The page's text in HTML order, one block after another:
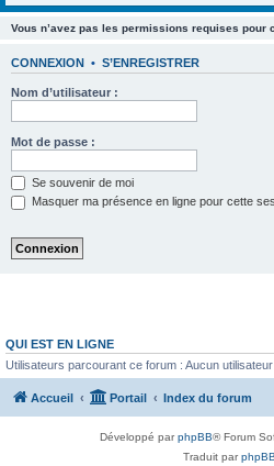
Vous n’avez pas les permissions requises pour
CONNEXION • S’ENREGISTRER
Nom d’utilisateur :
Mot de passe :
Se souvenir de moi
Masquer ma présence en ligne pour cette
QUI EST EN LIGNE
Utilisateurs parcourant ce forum : Aucun
Accueil Portail Index du forum
Développé parphpBB® Forum
Traduit par